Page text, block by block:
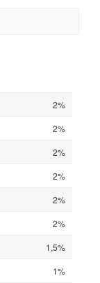
2%
2%
2%
2%
2%
2%
1,5%
1%